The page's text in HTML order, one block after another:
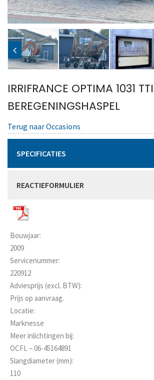
IRRIFRANCE OPTIMA 1031 TTI
BEREGENINGSHASPEL
Terug naar Occasions
SPECIFICATIES
REACTIEFORMULIER
Bouwjaar:
2009
Servicenummer:
220912
Adviesprijs (excl. BTW):
Prijs op aanvraag.
Locatie:
Marknesse
Meer inlichtingen bij:
OCFL – 06-45164891
Slangdiameter (mm):
110